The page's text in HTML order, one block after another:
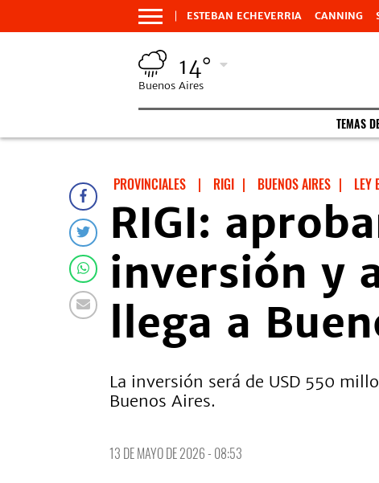
ESTEBAN ECHEVERRIA CANNING
14°
Buenos Aires
TEMAS
PROVINCIALES | RIGI | BUENOS AIRES | LEY
RIGI:
inversión y
llega a
La inversión será de USD 550
Buenos Aires.
13 DE MAYO DE 2026 - 08:53